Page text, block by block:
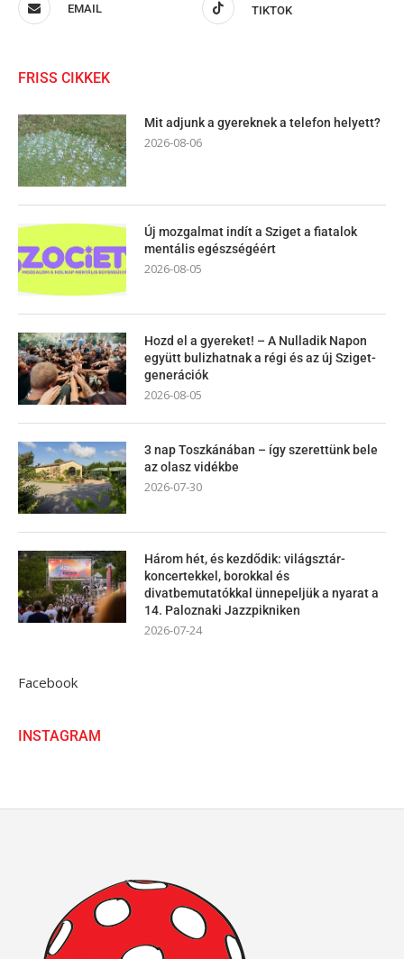
EMAIL TIKTOK
FRISS CIKKEK
Mit adjunk a gyereknek a telefon helyett?
2026-08-06
Új mozgalmat indít a Sziget a fiatalok
mentális egészségéért
2026-08-05
Hozd el a gyereket! – A Nulladik Napon
együtt bulizhatnak a régi és az új Sziget-
generációk
2026-08-05
3 nap Toszkánában – így szerettünk bele
az olasz vidékbe
2026-07-30
Három hét, és kezdődik: világsztár-
koncertekkel, borokkal és
divatbemutatókkal ünnepeljük a nyarat a
14. Paloznaki Jazzpikniken
2026-07-24
Facebook
INSTAGRAM